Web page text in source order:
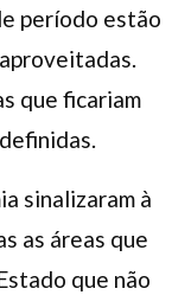
período estão
que ficariam
sinalizaram à
as áreas que
que não